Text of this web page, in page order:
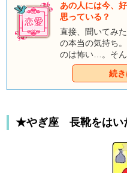
あの人には今、
思っている？
直接、聞いてみ
の本当の気持ち
のは怖い…。そ
ド。あなたの心
のキャラクター
続
★やぎ座 長靴をはい